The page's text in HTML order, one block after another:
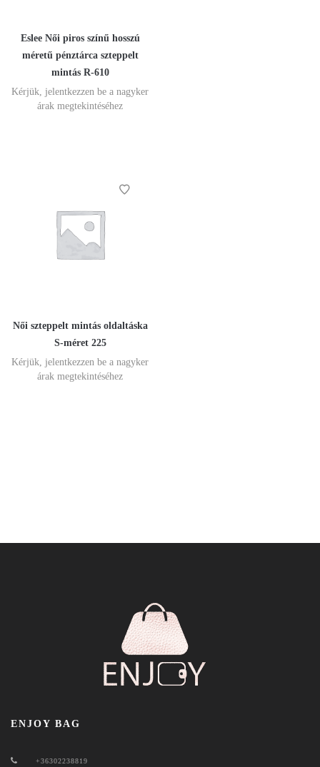
Eslee Női piros színű hosszú
méretű pénztárca szteppelt
mintás R-610
Kérjük, jelentkezzen be a nagyker
árak megtekintéséhez
Női szteppelt mintás oldaltáska
S-méret 225
Kérjük, jelentkezzen be a nagyker
árak megtekintéséhez
ENJOY BAG
+36302238819